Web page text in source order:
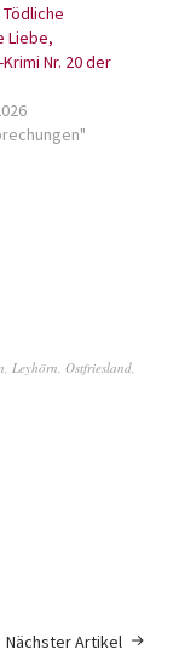
Liebe,
Nr. 20 der
, Leyhörn, Ostfriesland,
Nächster Artikel